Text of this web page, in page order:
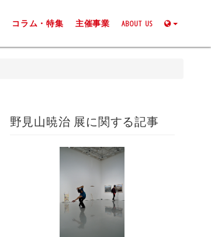
コラム・特集 主催事業 ABOUT US
野見山暁治 展に関する記事